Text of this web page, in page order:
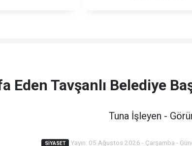
Eden Tavşanlı Belediye
Tuna İşleyen -
SIYASET Yayın: 05 Ağustos 2026 - Çarşamba -